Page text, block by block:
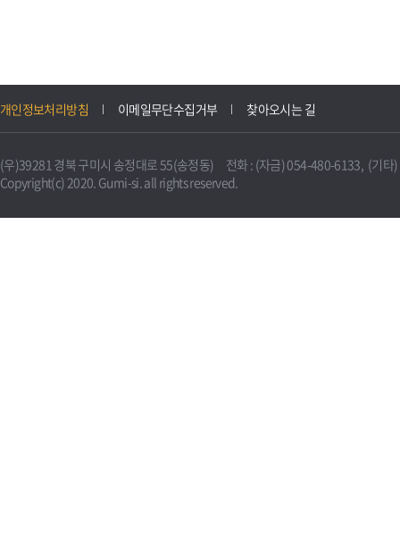
개인정보처리방침 이메일무단수집거부 찾아오시는 길
(우)39281 경북 구미시 송정대로 55(송정동) 전화 : (자금) 054-480-6133, (기타
Copyright(c) 2020. Gumi-si. all rights reserved.